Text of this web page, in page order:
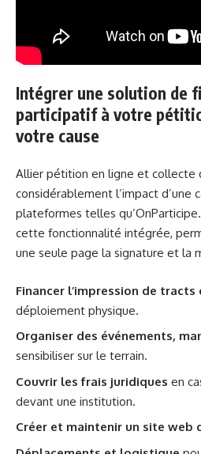
Intégrer une solution de
participatif à votre
votre cause
Allier pétition en ligne et collecte
considérablement l’impact d’une
plateformes telles
cette fonctionnalité intégrée,
une seule page la signature et la
Financer l’impression de tracts
déploiement physique.
Organiser des événements,
sensibiliser sur le terrain.
Couvrir les frais juridiques en
devant une institution.
Créer et maintenir un site web